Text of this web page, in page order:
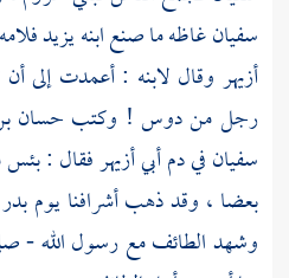
سفيانغاظه ما صنع ابنهيزيد
أزيهر وقال لابنه : أعمدت إلى
رجل مندوس ! وكتب حسان
سفيانفي دمأبي أزيهرفقال :
بعضا ، وقد ذهب أشرافنا يوم
وشهدالطائفمع رسول الله -